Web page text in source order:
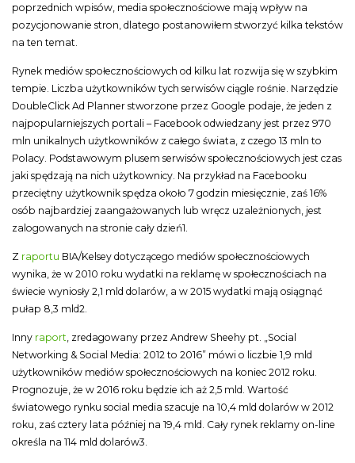
poprzednich wpisów, media społecznościowe mają wpływ na
pozycjonowanie stron, dlatego postanowiłem stworzyć kilka tekstów
na ten temat.
Rynek mediów społecznościowych od kilku lat rozwija się w szybkim
tempie. Liczba użytkowników tych serwisów ciągle rośnie. Narzędzie
DoubleClick Ad Planner stworzone przez Google podaje, że jeden z
najpopularniejszych portali – Facebook odwiedzany jest przez 970
mln unikalnych użytkowników z całego świata, z czego 13 mln to
Polacy. Podstawowym plusem serwisów społecznościowych jest czas
jaki spędzają na nich użytkownicy. Na przykład na Facebooku
przeciętny użytkownik spędza około 7 godzin miesięcznie, zaś 16%
osób najbardziej zaangażowanych lub wręcz uzależnionych, jest
zalogowanych na stronie cały dzień1.
Z raportu BIA/Kelsey dotyczącego mediów społecznościowych
wynika, że w 2010 roku wydatki na reklamę w społecznościach na
świecie wyniosły 2,1 mld dolarów, a w 2015 wydatki mają osiągnąć
pułap 8,3 mld2.
Inny raport , zredagowany przez Andrew Sheehy pt. „Social
Networking & Social Media: 2012 to 2016” mówi o liczbie 1,9 mld
użytkowników mediów społecznościowych na koniec 2012 roku.
Prognozuje, że w 2016 roku będzie ich aż 2,5 mld. Wartość
światowego rynku social media szacuje na 10,4 mld dolarów w 2012
roku, zaś cztery lata później na 19,4 mld. Cały rynek reklamy on-line
określa na 114 mld dolarów3.